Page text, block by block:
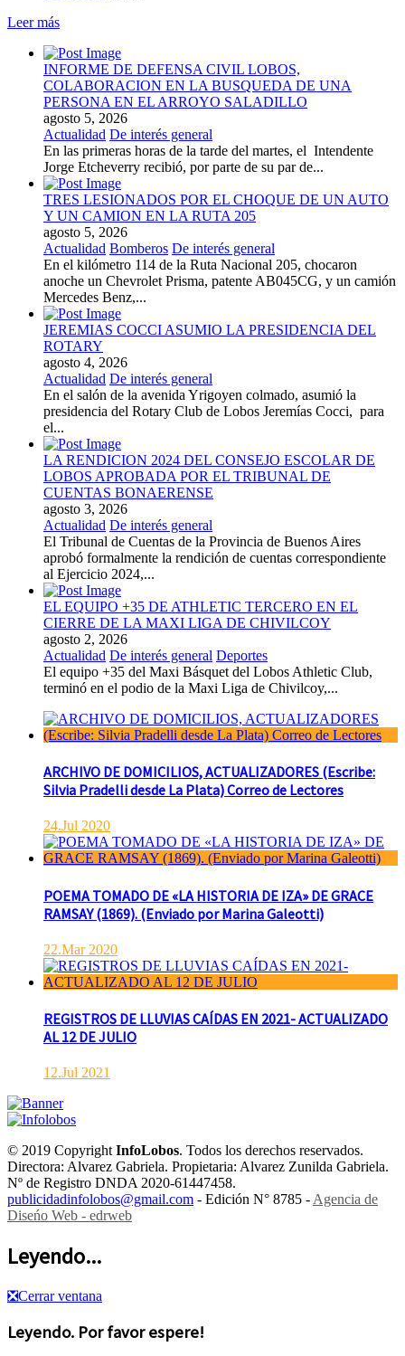
Leer más
INFORME DE DEFENSA CIVIL LOBOS,
COLABORACION EN LA BUSQUEDA DE UNA
PERSONA EN EL ARROYO SALADILLO
agosto 5, 2026
Actualidad De interés general
En las primeras horas de la tarde del martes, el Intendente
Jorge Etcheverry recibió, por parte de su par de...
TRES LESIONADOS POR EL CHOQUE DE UN AUTO
Y UN CAMION EN LA RUTA 205
agosto 5, 2026
Actualidad Bomberos De interés general
En el kilómetro 114 de la Ruta Nacional 205, chocaron
anoche un Chevrolet Prisma, patente AB045CG, y un camión
Mercedes Benz,...
JEREMIAS COCCI ASUMIO LA PRESIDENCIA DEL
ROTARY
agosto 4, 2026
Actualidad De interés general
En el salón de la avenida Yrigoyen colmado, asumió la
presidencia del Rotary Club de Lobos Jeremías Cocci, para
el...
LA RENDICION 2024 DEL CONSEJO ESCOLAR DE
LOBOS APROBADA POR EL TRIBUNAL DE
CUENTAS BONAERENSE
agosto 3, 2026
Actualidad De interés general
El Tribunal de Cuentas de la Provincia de Buenos Aires
aprobó formalmente la rendición de cuentas correspondiente
al Ejercicio 2024,...
EL EQUIPO +35 DE ATHLETIC TERCERO EN EL
CIERRE DE LA MAXI LIGA DE CHIVILCOY
agosto 2, 2026
Actualidad De interés general Deportes
El equipo +35 del Maxi Básquet del Lobos Athletic Club,
terminó en el podio de la Maxi Liga de Chivilcoy,...
ARCHIVO DE DOMICILIOS, ACTUALIZADORES (Escribe:
Silvia Pradelli desde La Plata) Correo de Lectores
24.Jul 2020
POEMA TOMADO DE «LA HISTORIA DE IZA» DE GRACE
RAMSAY (1869). (Enviado por Marina Galeotti)
22.Mar 2020
REGISTROS DE LLUVIAS CAÍDAS EN 2021- ACTUALIZADO
AL 12 DE JULIO
12.Jul 2021
© 2019 CopyrightInfoLobos. Todos los derechos reservados.
Directora: Alvarez Gabriela. Propietaria: Alvarez Zunilda Gabriela.
Nº de Registro DNDA 2020-61447458.
publicidadinfolobos@gmail.com - Edición N° 8785 -Agencia de
Diseńo Web - edrweb
Leyendo...
❎Cerrar ventana
Leyendo. Por favor espere!